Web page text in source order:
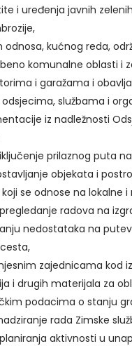
i uređenja javnih
odnosa, kućnog reda,
komunalne oblasti i
i garažama i
službama i
iz nadležnosti
prilaznog puta
objekata i
se odnose na lokalne
radova na
nedostataka na
zajednicama kod
i drugih materijala za
podacima o stanju
rada Zimske
aktivnosti u